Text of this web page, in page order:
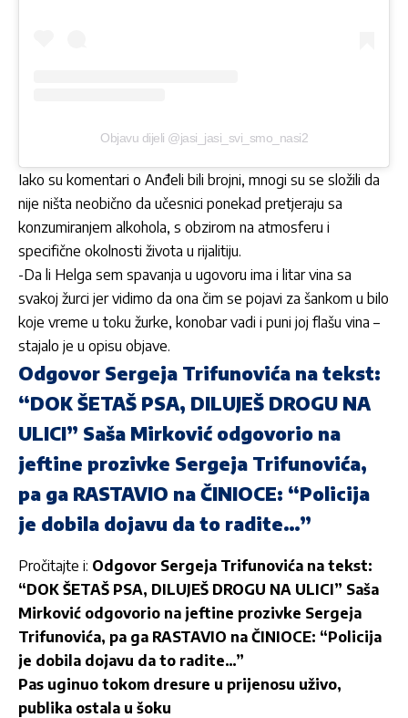
Objavu dijeli @jasi_jasi_svi_smo_nasi2
Iako su komentari o Anđeli bili brojni, mnogi su se složili da
nije ništa neobično da učesnici ponekad pretjeraju sa
konzumiranjem alkohola, s obzirom na atmosferu i
specifične okolnosti života u rijalitiju.
-Da li Helga sem spavanja u ugovoru ima i litar vina sa
svakoj žurci jer vidimo da ona čim se pojavi za šankom u bilo
koje vreme u toku žurke, konobar vadi i puni joj flašu vina –
stajalo je u opisu objave.
Odgovor Sergeja Trifunovića na tekst:
“DOK ŠETAŠ PSA, DILUJEŠ DROGU NA
ULICI” Saša Mirković odgovorio na
jeftine prozivke Sergeja Trifunovića,
pa ga RASTAVIO na ČINIOCE: “Policija
je dobila dojavu da to radite…”
Pročitajte i: Odgovor Sergeja Trifunovića na tekst:
“DOK ŠETAŠ PSA, DILUJEŠ DROGU NA ULICI” Saša
Mirković odgovorio na jeftine prozivke Sergeja
Trifunovića, pa ga RASTAVIO na ČINIOCE: “Policija
je dobila dojavu da to radite…”
Pas uginuo tokom dresure u prijenosu uživo,
publika ostala u šoku